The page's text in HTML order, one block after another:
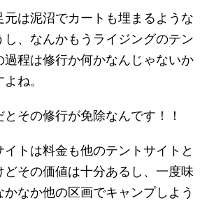
は泥沼でカートも埋まるような
、なんかもうライジングのテン
過程は修行か何かなんじゃないか
ね。
その修行が免除なんです！！
トは料金も他のテントサイトと
どその価値は十分あるし、一度味
なか他の区画でキャンプしよう